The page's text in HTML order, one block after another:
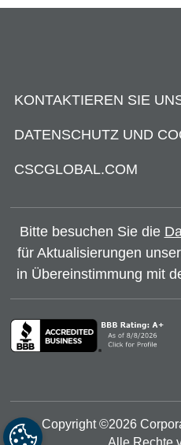
KONTAKTIEREN SIE
DATENSCHUTZ UND
CSCGLOBAL.COM
Bitte besuchen Sie die
für Aktualisierungen
in Übereinstimmung mit
Copyright ©2026
Alle Rechte